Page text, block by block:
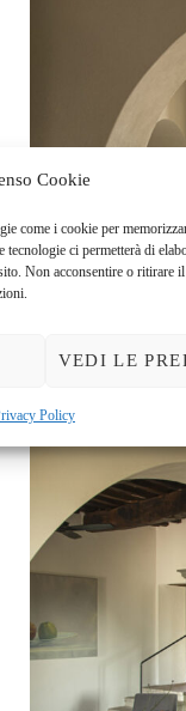
Cookie
come i cookie per
ci permetterà di
Non acconsentire o ritirare
VEDI LE
Policy